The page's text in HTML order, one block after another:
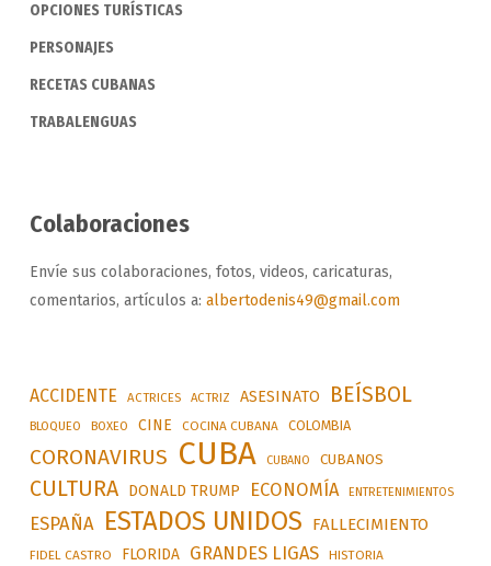
OPCIONES TURÍSTICAS
PERSONAJES
RECETAS CUBANAS
TRABALENGUAS
Colaboraciones
Envíe sus colaboraciones, fotos, videos, caricaturas,
comentarios, artículos a: albertodenis49@gmail.com
ACCIDENTE ACTRICES ACTRIZ ASESINATO BEÍSBOL
BLOQUEO BOXEO CINE COCINA CUBANA COLOMBIA
CORONAVIRUS CUBA CUBANO CUBANOS
CULTURA DONALD TRUMP ECONOMÍA ENTRETENIMIENTOS
ESPAÑA ESTADOS UNIDOS FALLECIMIENTO
FIDEL CASTRO FLORIDA GRANDES LIGAS HISTORIA